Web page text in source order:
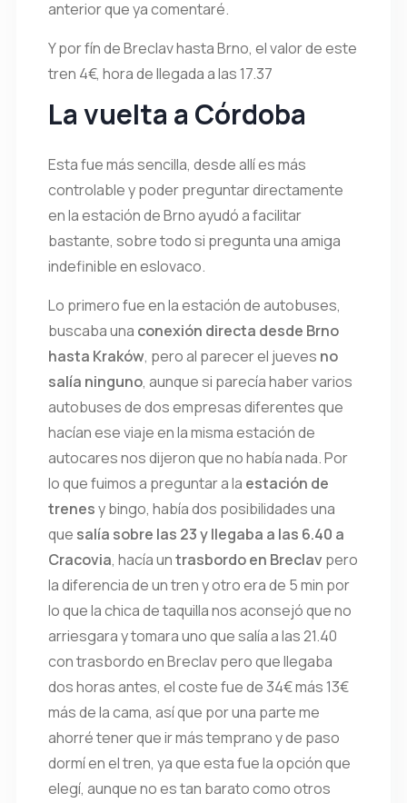
anterior que ya comentaré.
Y por fín de Breclav hasta Brno, el valor de este
tren 4€, hora de llegada a las 17.37
La vuelta a Córdoba
Esta fue más sencilla, desde allí es más
controlable y poder preguntar directamente
en la estación de Brno ayudó a facilitar
bastante, sobre todo si pregunta una amiga
indefinible en eslovaco.
Lo primero fue en la estación de autobuses,
buscaba una conexión directa desde Brno
hasta Kraków, pero al parecer el jueves no
salía ninguno, aunque si parecía haber varios
autobuses de dos empresas diferentes que
hacían ese viaje en la misma estación de
autocares nos dijeron que no había nada. Por
lo que fuimos a preguntar a la estación de
trenesy bingo, había dos posibilidades una
que salía sobre las 23 y llegaba a las 6.40 a
Cracovia, hacía untrasbordo en Breclav pero
la diferencia de un tren y otro era de 5 min por
lo que la chica de taquilla nos aconsejó que no
arriesgara y tomara uno que salía a las 21.40
con trasbordo en Breclav pero que llegaba
dos horas antes, el coste fue de 34€ más 13€
más de la cama, así que por una parte me
ahorré tener que ir más temprano y de paso
dormí en el tren, ya que esta fue la opción que
elegí, aunque no es tan barato como otros